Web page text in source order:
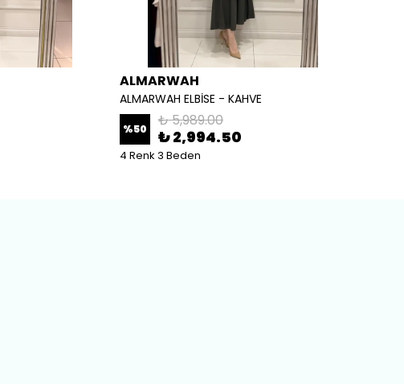
ALMARWAH
ALMARWAH ELBİSE - KAHVE
%50 ₺ 5,989.00
₺ 2,994.50
4 Renk 3 Beden